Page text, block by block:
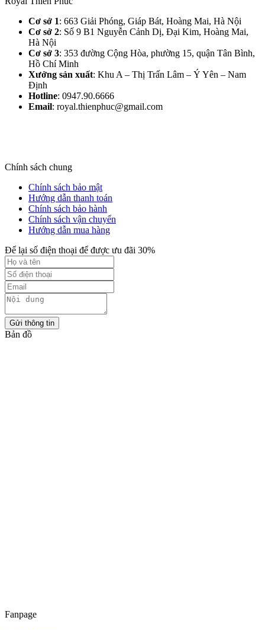
Cơ sở 1: 663 Giải Phóng, Giáp Bát, Hoàng Mai, Hà Nội​
Cơ sở 2: Số 9 B1 Nguyễn Cảnh Dị, Đại Kim, Hoàng Mai,
Hà Nội​
Cơ sở 3: 353 đường Cộng Hòa, phường 15, quận Tân Bình,
Hồ Chí Minh
Xưởng sản xuất: Khu A – Thị Trấn Lâm – Ý Yên – Nam
Định​
Hotline: 0947.90.6666
Email: royal.thienphuc@gmail.com
Chính sách chung
Chính sách bảo mật
Hướng dẫn thanh toán
Chính sách bảo hành
Chính sách vận chuyển
Hướng dẫn mua hàng
Để lại số điện thoại để được ưu đãi 30%
Gửi thông tin
Bản đồ
Fanpage